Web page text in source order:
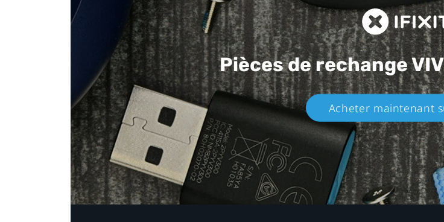
Pièces de rechange
Acheter maintenant